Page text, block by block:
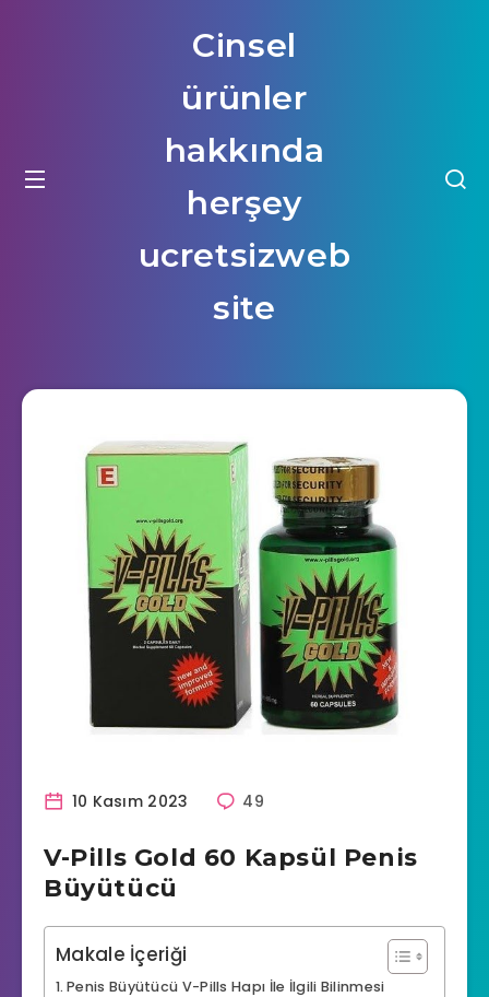
Cinsel
ürünler
hakkında
herşey
ucretsizweb
site
10 Kasım 2023 49
V-Pills Gold 60 Kapsül Penis
Büyütücü
Makale İçeriği
Penis Büyütücü V-Pills Hapı İle İlgili Bilinmesi